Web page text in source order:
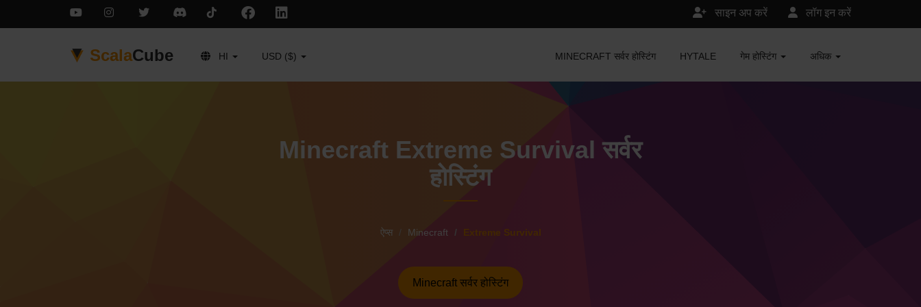
लॉग इन करें
साइन अप करें
ScalaCube HI USD ($) MINECRAFT सर्वर होस्टिंग HYTALE गेम होस्टिंग अधिक
Minecraft Extreme Survival सर्वर
होस्टिंग
ऐप्स Minecraft Extreme Survival
Minecraft सर्वर होस्टिंग